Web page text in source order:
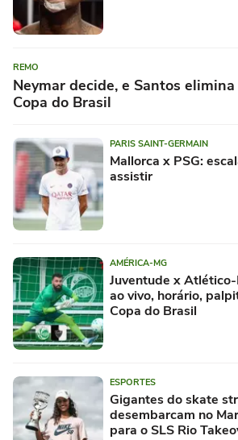
REMO
Neymar decide, e Santos
Copa do Brasil
PARIS SAINT-GERMAIN
Mallorca x PSG:
assistir
AMÉRICA-MG
Juventude x
ao vivo, horário,
Copa do Brasil
ESPORTES
Gigantes do skate
desembarcam no
para o SLS Rio